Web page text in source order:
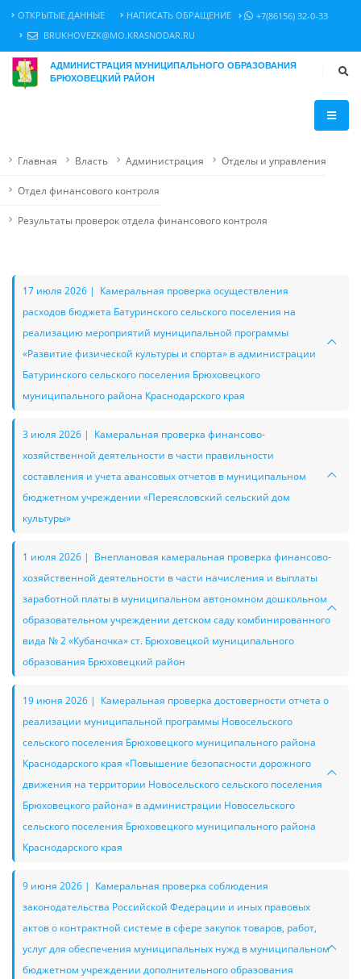
ОТКРЫТЫЕ ДАННЫЕ НАПИСАТЬ ОБРАЩЕНИЕ
+7(86156) 32-0-33
BRUKHOVEZK@MO.KRASNODAR.RU
АДМИНИСТРАЦИЯ МУНИЦИПАЛЬНОГО ОБРАЗОВАНИЯ
БРЮХОВЕЦКИЙ РАЙОН
Главная Власть Администрация Отделы и управления
Отдел финансового контроля
Результаты проверок отдела финансового контроля
17 июля 2026 | Камеральная проверка осуществления
расходов бюджета Батуринского сельского поселения на
реализацию мероприятий муниципальной программы
«Развитие физической культуры и спорта» в администрации
Батуринского сельского поселения Брюховецкого
муниципального района Краснодарского края
3 июля 2026 | Камеральная проверка финансово-
хозяйственной деятельности в части правильности
составления и учета авансовых отчетов в муниципальном
бюджетном учреждении «Переясловский сельский дом
культуры»
1 июля 2026 | Внеплановая камеральная проверка финансово-
хозяйственной деятельности в части начисления и выплаты
заработной платы в муниципальном автономном дошкольном
образовательном учреждении детском саду комбинированного
вида № 2 «Кубаночка» ст. Брюховецкой муниципального
образования Брюховецкий район
19 июня 2026 | Камеральная проверка достоверности отчета о
реализации муниципальной программы Новосельского
сельского поселения Брюховецкого муниципального района
Краснодарского края «Повышение безопасности дорожного
движения на территории Новосельского сельского поселения
Брюховецкого района» в администрации Новосельского
сельского поселения Брюховецкого муниципального района
Краснодарского края
9 июня 2026 | Камеральная проверка соблюдения
законодательства Российской Федерации и иных правовых
актов о контрактной системе в сфере закупок товаров, работ,
услуг для обеспечения муниципальных нужд в муниципальном
бюджетном учреждении дополнительного образования